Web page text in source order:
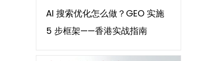
AI 搜索优化怎么做？GEO 实施
5 步框架——香港实战指南